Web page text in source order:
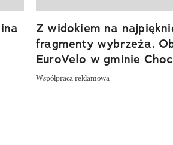
Z widokiem na
fragmenty wybrzeża.
EuroVelo w gminie
Współpraca reklamowa